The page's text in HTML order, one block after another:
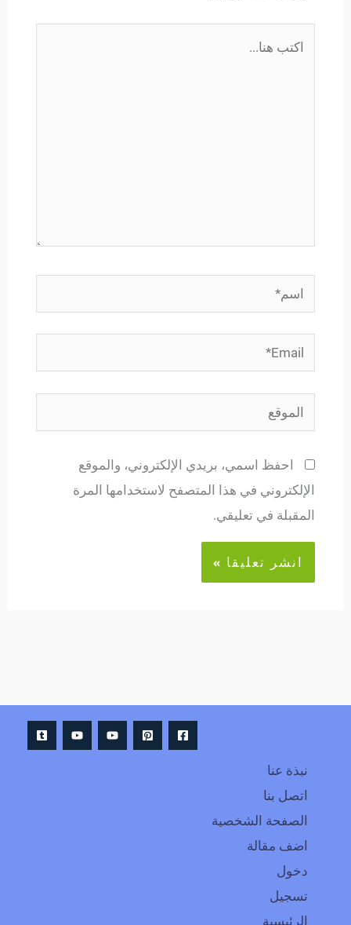
اسم*
Email*
الموقع
احفظ اسمي، بريدي الإلكتروني، والموقع
الإلكتروني في هذا المتصفح لاستخدامها المرة
المقبلة في تعليقي.
نبذة عنا
اتصل بنا
الصفحة الشخصية
اضف مقالة
دخول
تسجيل
الرئيسية